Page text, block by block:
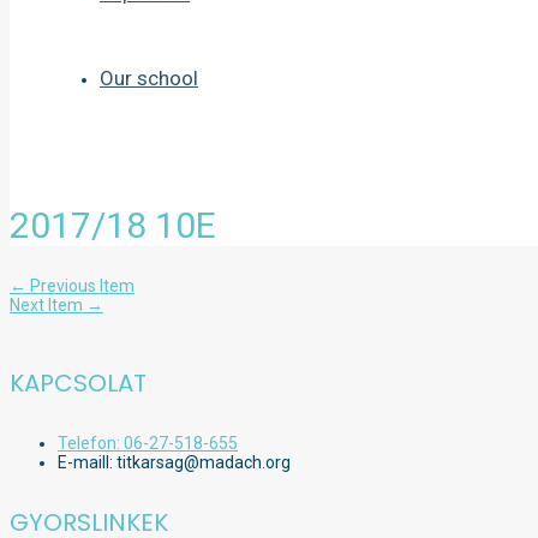
Our school
2017/18 10E
Bejegyzés
navigáció
← Previous Item
Next Item →
KAPCSOLAT
Telefon: 06-27-518-655
E-maill: titkarsag@madach.org
GYORSLINKEK